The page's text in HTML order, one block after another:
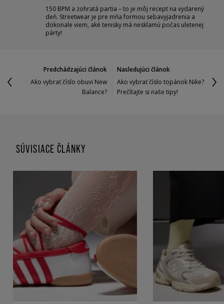
150 BPM a zohratá partia – to je môj recept na vydarený
deň. Streetwear je pre mňa formou sebavyjadrenia a
dokonale viem, aké tenisky má nesklamú počas uletenej
párty!
Predchádzajúci článok
Ako vybrať číslo obuvi New
Balance?
Nasledujúci článok
Ako vybrať číslo topánok Nike?
Prečítajte si naše tipy!
SÚVISIACE ČLÁNKY